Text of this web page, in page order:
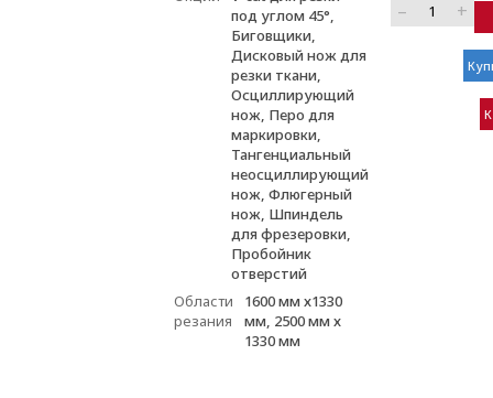
под углом 45°,
Биговщики,
Дисковый нож для
резки ткани,
Осциллирующий
нож, Перо для
маркировки,
Тангенциальный
неосциллирующий
нож, Флюгерный
нож, Шпиндель
для фрезеровки,
Пробойник
отверстий
Области
резания
1600 мм х1330
мм, 2500 мм х
1330 мм
– +